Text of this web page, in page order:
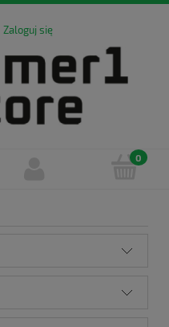
Zaloguj się